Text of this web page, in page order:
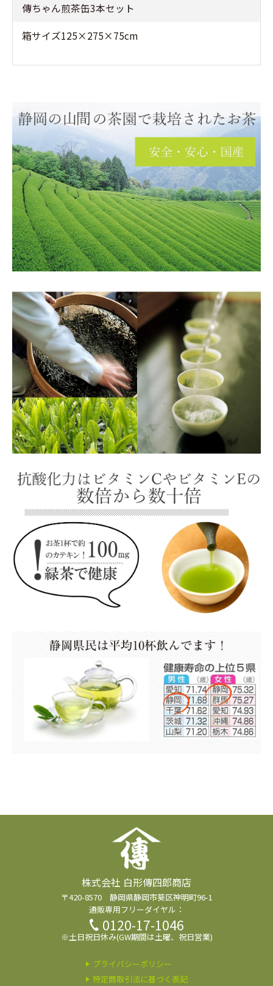
傳ちゃん煎茶缶3本セット
箱サイズ125×275×75cm
株式会社 白形傳四郎商店
〒420-8570 静岡県静岡市葵区神明町96-1
通販専用フリーダイヤル：
0120-17-1046
※土日祝日休み(GW期間は土曜、祝日営業)
プライバシーポリシー
特定商取引法に基づく表記